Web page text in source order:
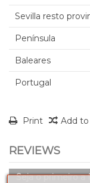
Sevilla resto
Península
Baleares
Portugal
Print Add
REVIEWS
Seja o primeiro a